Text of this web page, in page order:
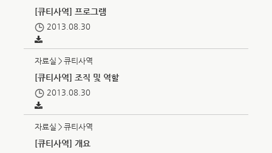
[큐티사역] 프로그램
2013.08.30
자료실＞큐티사역
[큐티사역] 조직 및 역할
2013.08.30
자료실＞큐티사역
[큐티사역] 개요